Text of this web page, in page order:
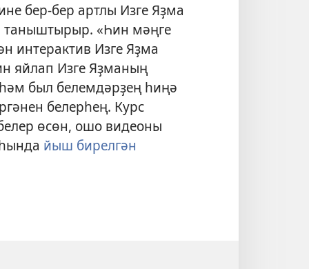
бер-бер артлы Изге Яҙма
таныштырыр. «Һин мәңге
интерактив Изге Яҙма
яйлап Изге Яҙманың
был белемдәрҙең һиңә
белерһең. Курс
өсөн, ошо видеоны
йыш бирелгән